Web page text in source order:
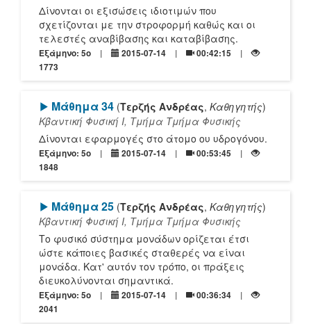
Δίνονται οι εξισώσεις ιδιοτιμών που
σχετίζονται με την στροφορμή καθώς και οι
τελεστές αναβίβασης και καταβίβασης.
Εξάμηνο: 5o 2015-07-14
00:42:15
1773
[Play]
Μάθημα 34 (Τερζής Ανδρέας, Καθηγητής)
Κβαντική Φυσική Ι, Τμήμα Τμήμα Φυσικής
Δίνονται εφαρμογές στο άτομο ου υδρογόνου.
Εξάμηνο: 5o 2015-07-14
00:53:45
1848
[Play]
Μάθημα 25 (Τερζής Ανδρέας, Καθηγητής)
Κβαντική Φυσική Ι, Τμήμα Τμήμα Φυσικής
Το φυσικό σύστημα μονάδων ορίζεται έτσι
ώστε κάποιες βασικές σταθερές να είναι
μονάδα. Κατ' αυτόν τον τρόπο, οι πράξεις
διευκολύνονται σημαντικά.
Εξάμηνο: 5o 2015-07-14
00:36:34
2041